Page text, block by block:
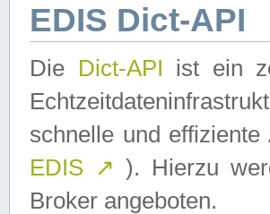
EDIS Dict-API
Die Dict-API ist ein
schnelle und
EDIS ↗ ). Hierzu
Broker angeboten.